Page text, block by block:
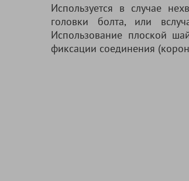
Используется в случае
головки болта, или
Использование плоской
фиксации соединения